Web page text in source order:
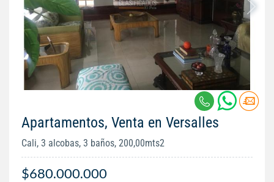
Apartamentos, Venta en Versalles
Cali, 3 alcobas, 3 baños, 200,00mts2
$680.000.000